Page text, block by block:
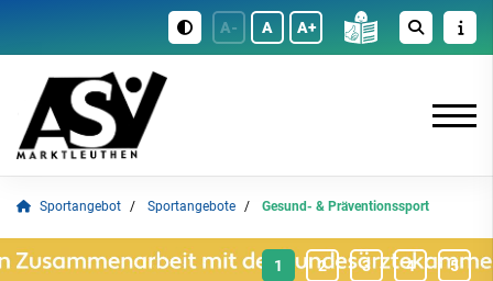
A- A A+
Sportangebot Sportangebote Gesund- & Präventionssport